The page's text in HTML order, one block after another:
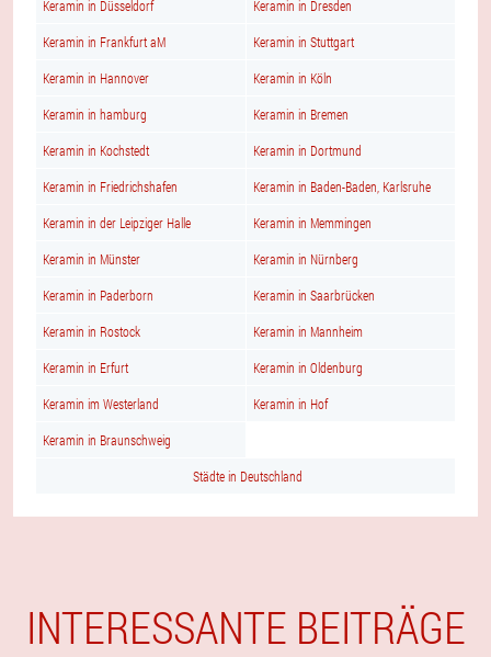
Keramin in Düsseldorf Keramin in Dresden
Keramin in Frankfurt aM Keramin in Stuttgart
Keramin in Hannover Keramin in Köln
Keramin in hamburg Keramin in Bremen
Keramin in Kochstedt Keramin in Dortmund
Keramin in Friedrichshafen Keramin in Baden-Baden, Karlsruhe
Keramin in der Leipziger Halle Keramin in Memmingen
Keramin in Münster Keramin in Nürnberg
Keramin in Paderborn Keramin in Saarbrücken
Keramin in Rostock Keramin in Mannheim
Keramin in Erfurt Keramin in Oldenburg
Keramin im Westerland Keramin in Hof
Keramin in Braunschweig
Städte in Deutschland
INTERESSANTE BEITRÄGE